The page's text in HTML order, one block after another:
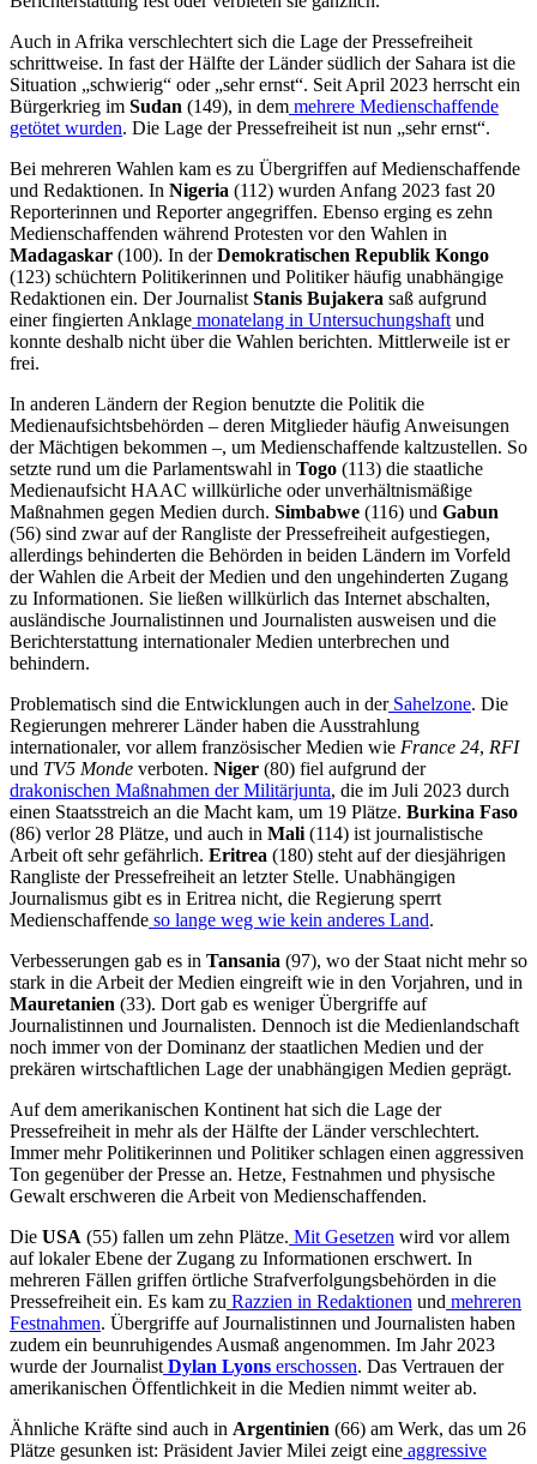
Auch in Afrika verschlechtert sich die Lage der Pressefreiheit
schrittweise. In fast der Hälfte der Länder südlich der Sahara ist die
Situation „schwierig“ oder „sehr ernst“. Seit April 2023 herrscht ein
Bürgerkrieg im Sudan (149), in dem mehrere Medienschaffende
getötet wurden. Die Lage der Pressefreiheit ist nun „sehr ernst“.
Bei mehreren Wahlen kam es zu Übergriffen auf Medienschaffende
und Redaktionen. In Nigeria (112) wurden Anfang 2023 fast 20
Reporterinnen und Reporter angegriffen. Ebenso erging es zehn
Medienschaffenden während Protesten vor den Wahlen in
Madagaskar (100). In derDemokratischen Republik Kongo
(123) schüchtern Politikerinnen und Politiker häufig unabhängige
Redaktionen ein. Der Journalist Stanis Bujakera saß aufgrund
einer fingierten Anklage monatelang in Untersuchungshaft und
konnte deshalb nicht über die Wahlen berichten. Mittlerweile ist er
frei.
In anderen Ländern der Region benutzte die Politik die
Medienaufsichtsbehörden – deren Mitglieder häufig Anweisungen
der Mächtigen bekommen –, um Medienschaffende kaltzustellen. So
setzte rund um die Parlamentswahl in Togo (113) die staatliche
Medienaufsicht HAAC willkürliche oder unverhältnismäßige
Maßnahmen gegen Medien durch. Simbabwe (116) und Gabun
(56) sind zwar auf der Rangliste der Pressefreiheit aufgestiegen,
allerdings behinderten die Behörden in beiden Ländern im Vorfeld
der Wahlen die Arbeit der Medien und den ungehinderten Zugang
zu Informationen. Sie ließen willkürlich das Internet abschalten,
ausländische Journalistinnen und Journalisten ausweisen und die
Berichterstattung internationaler Medien unterbrechen und
behindern.
Problematisch sind die Entwicklungen auch in derSahelzone. Die
Regierungen mehrerer Länder haben die Ausstrahlung
internationaler, vor allem französischer Medien wie France 24, RFI
und TV5 Monde verboten. Niger (80) fiel aufgrund der
drakonischen Maßnahmen der Militärjunta, die im Juli 2023 durch
einen Staatsstreich an die Macht kam, um 19 Plätze. Burkina Faso
(86) verlor 28 Plätze, und auch in Mali (114) ist journalistische
Arbeit oft sehr gefährlich. Eritrea (180) steht auf der diesjährigen
Rangliste der Pressefreiheit an letzter Stelle. Unabhängigen
Journalismus gibt es in Eritrea nicht, die Regierung sperrt
Medienschaffende so lange weg wie kein anderes Land.
Verbesserungen gab es in Tansania (97), wo der Staat nicht mehr so
stark in die Arbeit der Medien eingreift wie in den Vorjahren, und in
Mauretanien (33). Dort gab es weniger Übergriffe auf
Journalistinnen und Journalisten. Dennoch ist die Medienlandschaft
noch immer von der Dominanz der staatlichen Medien und der
prekären wirtschaftlichen Lage der unabhängigen Medien geprägt.
Auf dem amerikanischen Kontinent hat sich die Lage der
Pressefreiheit in mehr als der Hälfte der Länder verschlechtert.
Immer mehr Politikerinnen und Politiker schlagen einen aggressiven
Ton gegenüber der Presse an. Hetze, Festnahmen und physische
Gewalt erschweren die Arbeit von Medienschaffenden.
Die USA (55) fallen um zehn Plätze. Mit Gesetzen wird vor allem
auf lokaler Ebene der Zugang zu Informationen erschwert. In
mehreren Fällen griffen örtliche Strafverfolgungsbehörden in die
Pressefreiheit ein. Es kam zu Razzien in Redaktionen und mehreren
Festnahmen. Übergriffe auf Journalistinnen und Journalisten haben
zudem ein beunruhigendes Ausmaß angenommen. Im Jahr 2023
wurde der Journalist Dylan Lyons erschossen. Das Vertrauen der
amerikanischen Öffentlichkeit in die Medien nimmt weiter ab.
Ähnliche Kräfte sind auch in Argentinien (66) am Werk, das um 26
Plätze gesunken ist: Präsident Javier Milei zeigt eine aggressive